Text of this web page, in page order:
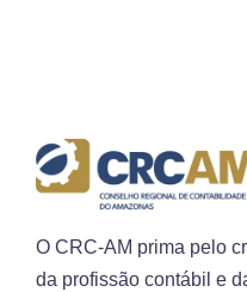
O CRC-AM prima pelo
da profissão contábil e